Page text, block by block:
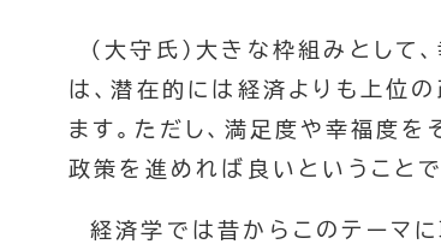
（大守氏）大きな枠組みとして
は、潜在的には経済よりも上位
ます。ただし、満足度や幸福度を
政策を進めれば良いということで
経済学では昔からこのテーマに